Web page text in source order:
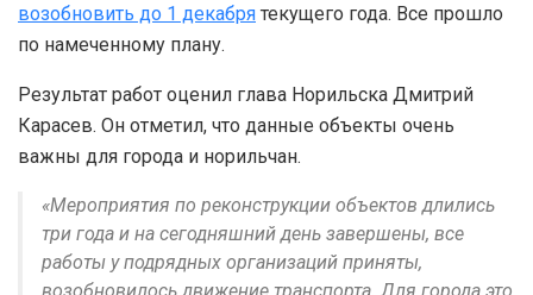
возобновить до 1 декабря текущего года. Все прошло
по намеченному плану.
Результат работ оценил глава Норильска Дмитрий
Карасев. Он отметил, что данные объекты очень
важны для города и норильчан.
«Мероприятия по реконструкции объектов длились
три года и на сегодняшний день завершены, все
работы у подрядных организаций приняты,
возобновилось движение транспорта. Для города это